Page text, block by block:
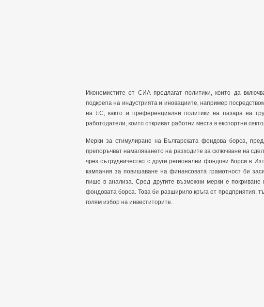
Икономистите от СИА предлагат политики, които да
подкрепа на индустрията и иновациите, например
на ЕС, както и преференциални политики на пазара на
работодатели, които откриват работни места в експортни
Мерки за стимулиране на Българската фондова борса,
препоръчват намаляването на разходите за сключване на
чрез сътрудничество с други регионални фондови борси в
кампания за повишаване на финансовата грамотност би
пише в анализа. Сред другите възможни мерки е
фондовата борса. Това би разширило кръга от предприятия,
голям избор на инвеститорите.